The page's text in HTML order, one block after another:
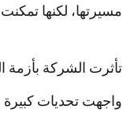
مسيرتها، لكنها
تأثرت الشركة بأزمة
واجهت تحديات كبيرة